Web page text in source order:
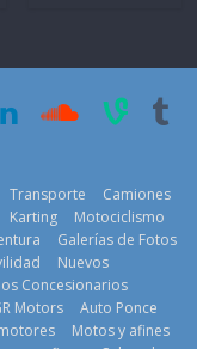
¿Qué puede
pasar con tu
vehículo si
permanece
varios días sin
usar?
3 de agosto de
Transporte
Camiones
Karting
Motociclismo
Galerías de Fotos
Nuevos
Concesionarios
Motors
Auto Ponce
Motos y afines